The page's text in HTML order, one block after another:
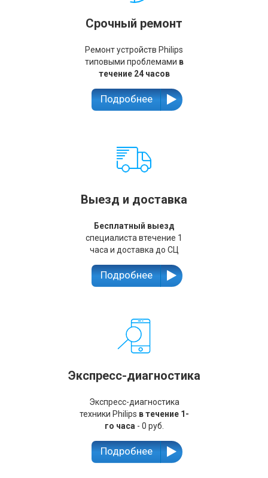
Срочный ремонт
Ремонт устройств Philips
типовыми проблемами в
течение 24 часов
Подробнее
Выезд и доставка
Бесплатный выезд
специалиста втечение 1
часа и доставка до СЦ
Подробнее
Экспресс-диагностика
Экспресс-диагностика
техники Philips в течение 1-
го часа - 0 руб.
Подробнее